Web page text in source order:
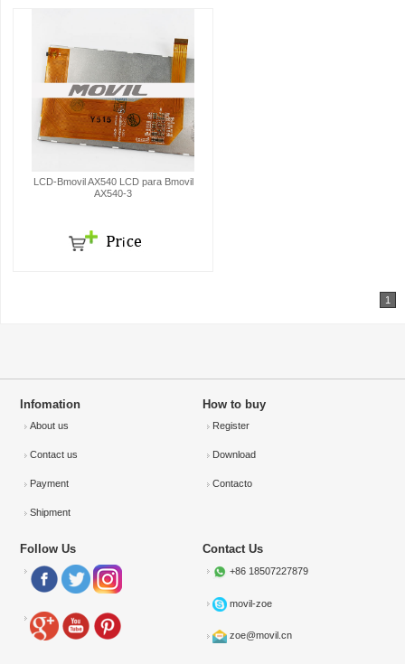
LCD-Bmovil AX540 LCD para Bmovil
AX540-3
1
Infomation
About us
Contact us
Payment
Shipment
How to buy
Register
Download
Contacto
Follow Us Contact Us
+86 18507227879
movil-zoe
zoe@movil.cn